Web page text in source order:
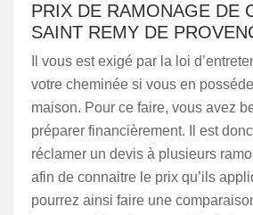
PRIX DE RAMONAGE DE
SAINT REMY DE
Il vous est exigé par la loi
votre cheminée si vous en
maison. Pour ce faire, vous avez
préparer financièrement. Il est
réclamer un devis à plusieurs
afin de connaitre le prix qu’ils
pourrez ainsi faire une